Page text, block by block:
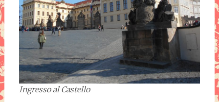
Ingresso al Castello